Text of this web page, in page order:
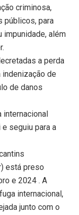
criminosa,
públicos, para
impunidade, além
a perda
de
de danos
internacional
seguiu para a
está preso
e 2024 . A
internacional,
junto com o